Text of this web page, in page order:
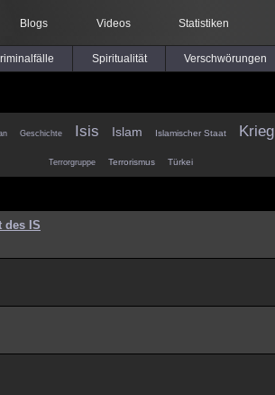
Blogs Videos Statistiken
Spiritualität Verschwörungen
Geschichte Isis Islam Islamischer Staat Krieg
Terrorgruppe Terrorismus Türkei
des IS